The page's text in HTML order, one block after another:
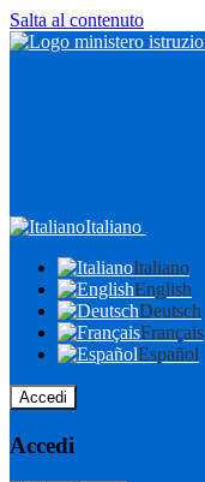
Salta al contenuto
Italiano
Italiano
English
Deutsch
Français
Español
Accedi
Accedi